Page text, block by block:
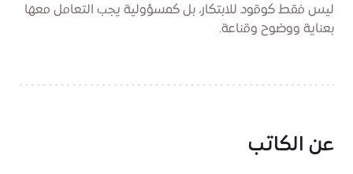
ليس فقط كوقود للابتكار، بل كمسؤولية يجب التعامل معها
بعناية ووضوح وقناعة.
عن الكاتب